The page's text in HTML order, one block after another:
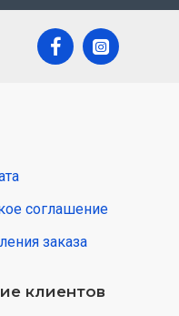
соглашение
заказа
клиентов